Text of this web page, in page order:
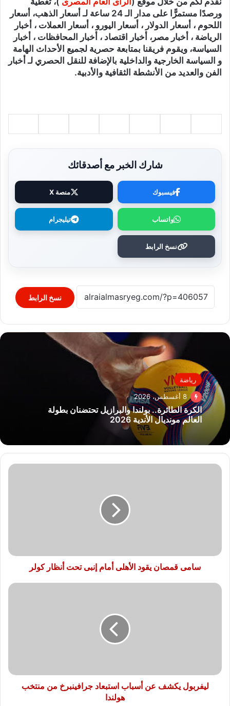
ورصدًا مستمرًّا على مدار الـ 24 ساعة لـ أسعار الذهب، أسعار
اللحوم ، أسعار الدولار ، أسعار اليورو ، أسعار العملات ، أخبار
الرياضة ، أخبار مصر، أخبار اقتصاد ، أخبار المحافظات ، أخبار
السياسة، ويقوم فريقنا بمتابعة حصرية لجميع الأحداث الهامة
و السياسة الخارجية والداخلية بالإضافة للنقل الحصري لـ أخبار
الفن والعديد من الأنشطة الثقافية والأدبية.
شارك الخبر مع أصدقائك
فيسبوك منصة X
واتساب تيليجرام
نسخ الرابط
نسخ الرابط
رياضة
8 أغسطس، 2026
الكرة الطائرة.. بولندا والبرازيل تحتضنان بطولة
العالم مونديال الأندية 2026
سامى
كولر
سامى قمصان يقود الأهلى أمام إنبى تحت أنظار كولر
ليفربول
هولندا
ليفربول يكشف عن أسباب استبعاد جرافينبرخ من منتخب
هولندا